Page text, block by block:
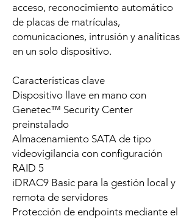
acceso, reconocimiento automático
de placas de matrículas,
comunicaciones, intrusión y analíticas
en un solo dispositivo.
Características clave
Dispositivo llave en mano con
Genetec™ Security Center
preinstalado
Almacenamiento SATA de tipo
videovigilancia con configuración
RAID 5
iDRAC9 Basic para la gestión local y
remota de servidores
Protección de endpoints mediante el